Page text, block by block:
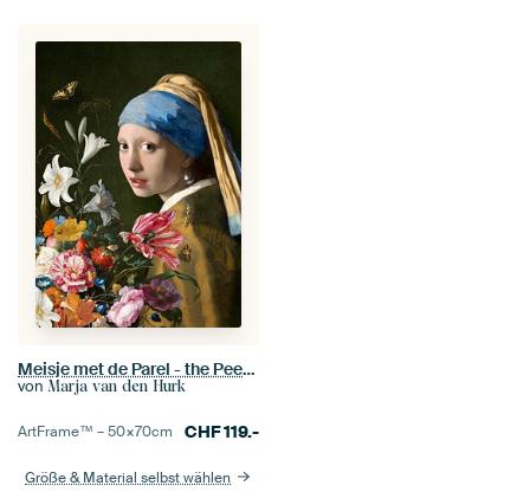
Meisje met de Parel - the Peek-a-Boo Edition
von Marja van den Hurk
ArtFrame™ –50×70cm CHF119.-
Größe & Material selbst wählen